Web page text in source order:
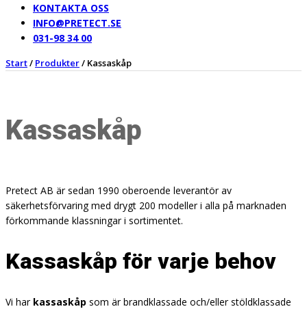
KONTAKTA OSS
INFO@PRETECT.SE
031-98 34 00
Start/ Produkter/ Kassaskåp
Kassaskåp
Pretect AB är sedan 1990 oberoende leverantör av
säkerhetsförvaring med drygt 200 modeller i alla på marknaden
förkommande klassningar i sortimentet.
Kassaskåp för varje behov
Vi har kassaskåp som är brandklassade och/eller stöldklassade